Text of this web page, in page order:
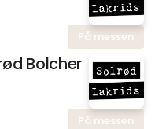
På messen
Bolcher
På messen